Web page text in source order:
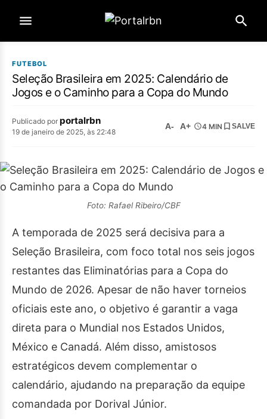
FUTEBOL
Seleção Brasileira em 2025: Calendário de
Jogos e o Caminho para a Copa do Mundo
Publicado por portalrbn
19 de janeiro de 2025, às 22:48
A- A+ 4 MIN SALVE
Foto: Rafael Ribeiro/CBF
A temporada de 2025 será decisiva para a
Seleção Brasileira, com foco total nos seis jogos
restantes das Eliminatórias para a Copa do
Mundo de 2026. Apesar de não haver torneios
oficiais este ano, o objetivo é garantir a vaga
direta para o Mundial nos Estados Unidos,
México e Canadá. Além disso, amistosos
estratégicos devem complementar o
calendário, ajudando na preparação da equipe
comandada por Dorival Júnior.